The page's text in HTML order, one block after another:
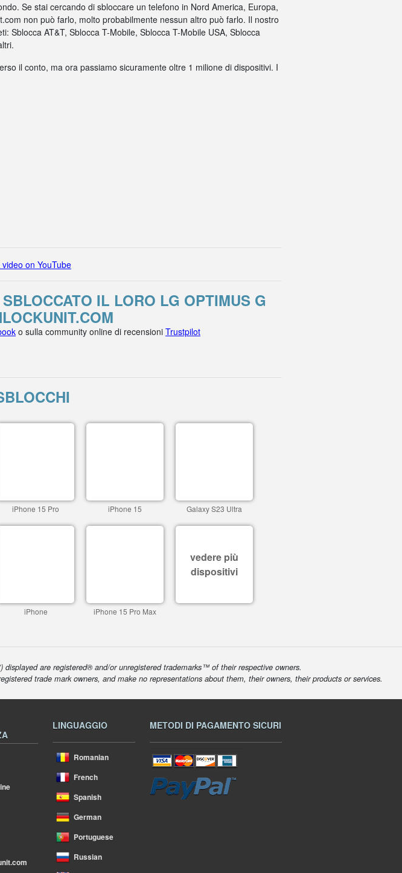
Se stai cercando di sbloccare un telefono in Nord America, Europa,
non può farlo, molto probabilmente nessun altro può farlo. Il nostro
Sblocca AT&T, Sblocca T-Mobile, Sblocca T-Mobile USA, Sblocca
il conto, ma ora passiamo sicuramente oltre 1 milione di dispositivi. I
on YouTube
IL LORO LG OPTIMUS G
o sulla community online di recensioni Trustpilot
iPhone 15 Pro iPhone 15 Galaxy S23 Ultra
iPhone iPhone 15 Pro Max
vedere più
dispositivi
are registered® and/or unregistered trademarks™ of their respective owners.
trade mark owners, and make no representations about them, their owners, their products or services.
LINGUAGGIO
Romanian
French
Spanish
German
Portuguese
Russian
METODI DI PAGAMENTO SICURI